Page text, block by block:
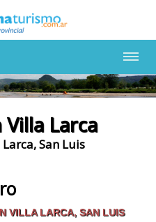
Larca
San Luis
VILLA LARCA, SAN LUIS